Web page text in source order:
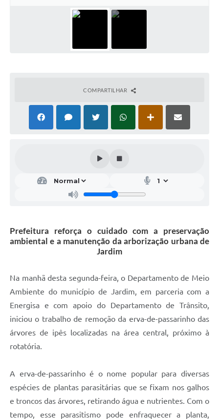
COMPARTILHAR
Prefeitura reforça o cuidado com a preservação
ambiental e a manutenção da arborização urbana de
Jardim
Na manhã desta segunda-feira, o Departamento de Meio
Ambiente do município de Jardim, em parceria com a
Energisa e com apoio do Departamento de Trânsito,
iniciou o trabalho de remoção da erva-de-passarinho das
árvores de ipês localizadas na área central, próximo à
rotatória.
A erva-de-passarinho é o nome popular para diversas
espécies de plantas parasitárias que se fixam nos galhos
e troncos das árvores, retirando água e nutrientes. Com o
tempo, esse parasitismo pode enfraquecer a planta,